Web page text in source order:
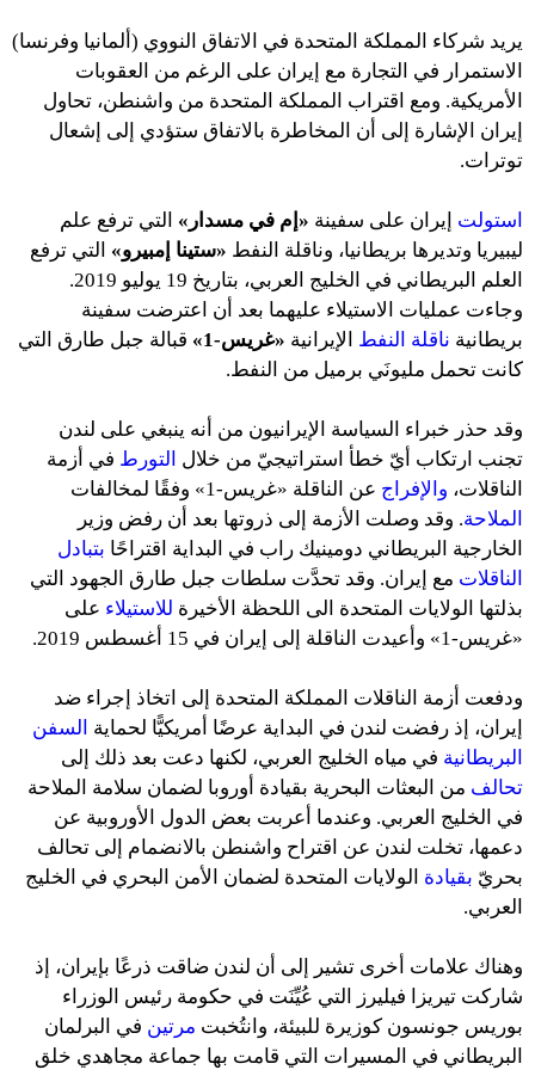
يريد شركاء المملكة المتحدة في الاتفاق النووي (ألمانيا وفرنسا)
الاستمرار في التجارة مع إيران على الرغم من العقوبات
الأمريكية. ومع اقتراب المملكة المتحدة من واشنطن، تحاول
إيران الإشارة إلى أن المخاطرة بالاتفاق ستؤدي إلى إشعال
توترات.
استولت إيران على سفينة «إم في مسدار» التي ترفع علم
ليبيريا وتديرها بريطانيا، وناقلة النفط «ستينا إمبيرو» التي ترفع
العلم البريطاني في الخليج العربي، بتاريخ 19 يوليو 2019.
وجاءت عمليات الاستيلاء عليهما بعد أن اعترضت سفينة
بريطانية ناقلة النفط الإيرانية «غريس-1»
قبالة جبل طارق التي
كانت تحمل مليونَي برميل من النفط.
وقد حذر خبراء السياسة الإيرانيون من أنه ينبغي على لندن
تجنب ارتكاب أيّ خطأ استراتيجيّ من خلال التورط في أزمة
الناقلات، والإفراج عن الناقلة «غريس-1» وفقًا لمخالفات
الملاحة. وقد وصلت الأزمة إلى ذروتها بعد أن رفض وزير
الخارجية البريطاني دومينيك راب في البداية اقتراحًا بتبادل
الناقلات مع إيران. وقد تحدَّت سلطات جبل طارق الجهود التي
بذلتها الولايات المتحدة الى اللحظة الأخيرة للاستيلاء على
«غريس-1» وأعيدت الناقلة إلى إيران في 15 أغسطس 2019.
ودفعت أزمة الناقلات المملكة المتحدة إلى اتخاذ إجراء ضد
إيران، إذ رفضت لندن في البداية عرضًا أمريكيًّا لحماية السفن
البريطانية في مياه الخليج العربي، لكنها دعت بعد ذلك إلى
تحالف من البعثات البحرية بقيادة أوروبا لضمان سلامة الملاحة
في الخليج العربي. وعندما أعربت بعض الدول الأوروبية عن
دعمها، تخلت لندن عن اقتراح واشنطن بالانضمام إلى تحالف
بحريّ بقيادة الولايات المتحدة لضمان الأمن البحري في الخليج
العربي.
وهناك علامات أخرى تشير إلى أن لندن ضاقت ذرعًا بإيران، إذ
شاركت تيريزا فيليرز التي عُيِّنَت في حكومة رئيس الوزراء
بوريس جونسون كوزيرة للبيئة، وانتُخبت مرتين في البرلمان
البريطاني في المسيرات التي قامت بها جماعة مجاهدي خلق